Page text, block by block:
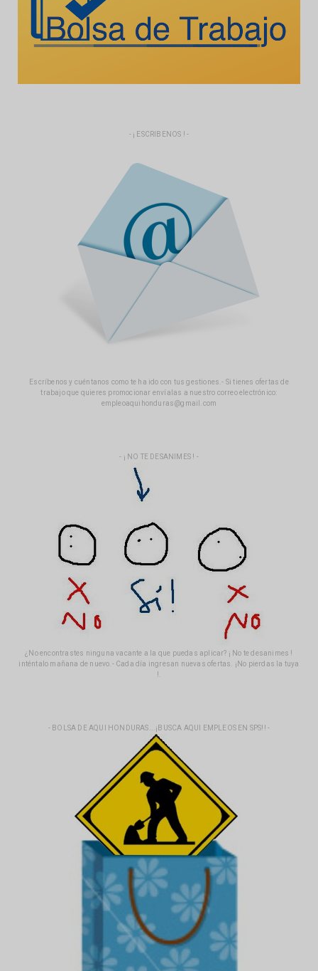
- ¡ ESCRIBENOS ! -
Escríbenos y cuéntanos como te ha ido con tus gestiones.- Si tienes ofertas de
trabajo que quieres promocionar envíalas a nuestro correo electrónico:
empleoaquihonduras@gmail.com
- ¡ NO TE DESANIMES ! -
¿No encontrastes ninguna vacante a la que puedas aplicar? ¡ No te desanimes !
inténtalo mañana de nuevo.- Cada día ingresan nuevas ofertas. ¡No pierdas la tuya
!.
- BOLSA DE AQUI HONDURAS...¡BUSCA AQUI EMPLEOS EN SPS!! -